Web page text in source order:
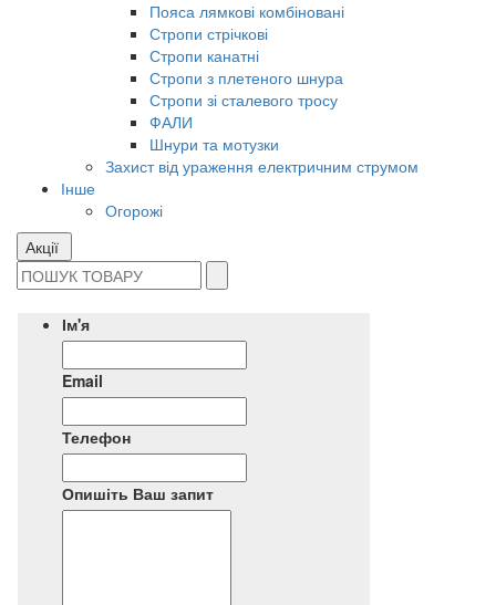
Пояса лямкові комбіновані
Стропи стрічкові
Стропи канатні
Стропи з плетеного шнура
Стропи зі сталевого тросу
ФАЛИ
Шнури та мотузки
Захист від ураження електричним струмом
Інше
Огорожі
Акції
Ім'я
Email
Телефон
Опишіть Ваш запит